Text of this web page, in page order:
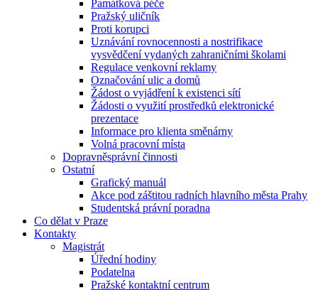
Památková péče
Pražský uličník
Proti korupci
Uznávání rovnocennosti a nostrifikace
vysvědčení vydaných zahraničními školami
Regulace venkovní reklamy
Označování ulic a domů
Žádost o vyjádření k existenci sítí
Žádosti o využití prostředků elektronické
prezentace
Informace pro klienta směnárny
Volná pracovní místa
Dopravněsprávní činnosti
Ostatní
Grafický manuál
Akce pod záštitou radních hlavního města Prahy
Studentská právní poradna
Co dělat v Praze
Kontakty
Magistrát
Úřední hodiny
Podatelna
Pražské kontaktní centrum